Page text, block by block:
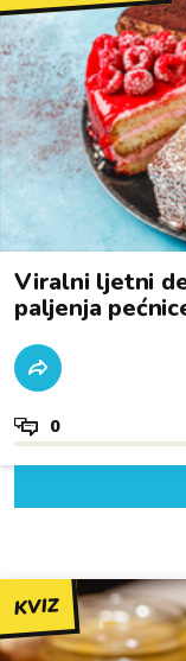
Viralni ljetni
paljenja
0
KVIZ